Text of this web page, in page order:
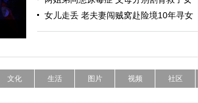
女儿走丢 老夫妻闯贼窝赴险境10年寻女
文化 生活 图片 视频 社区